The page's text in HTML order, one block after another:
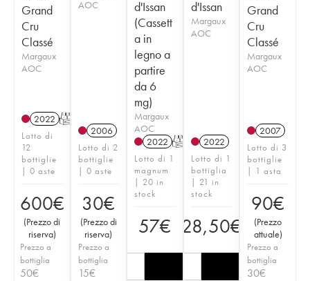
Grand
Cru
Classé
Margaux
AOC
2022 T
Lotto di
12
bottiglie
| 0 aste
600€
(Prezzo di
riserva)
Prezzo a
bottiglia
50€
AOC
2006
Lotto di 2
bottiglie
| 0 aste
30€
(Prezzo di
riserva)
Prezzo a
bottiglia
15€
d'Issan
(Cassett
a in
legno a
partire
da 6
mg)
Margaux
AOC
2022 T
Lotto di 1
magnum
| 20 in
stock
57€
d'Issan
Margaux
AOC
2022
Lotto di 1
bottiglia
| 21 in
stock
28,50€
Grand
Cru
Classé
Margaux
AOC
2007
Lotto di 3
bottiglie
| 1 asta
90€
(Prezzo
attuale)
Prezzo a
bottiglia
30€